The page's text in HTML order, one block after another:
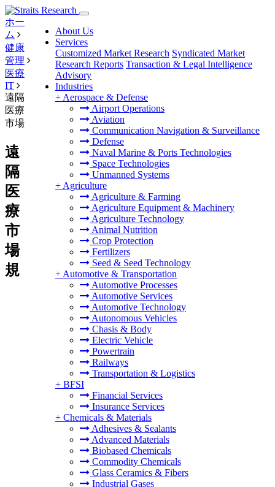
About Us
Services
Customized Market Research Syndicated Market
Research Reports Transaction & Legal Intelligence
Advisory
Industries
+ Aerospace & Defense
Airport Operations
Aviation
Communication Navigation & Surveillance
Defense
Naval Marine & Ports Technologies
Space Technologies
Unmanned Systems
+ Agriculture
Agriculture & Farming
Agriculture Equipment & Machinery
Agriculture Technology
Animal Nutrition
Crop Protection
Fertilizers
Seed & Seed Technology
+ Automotive & Transportation
Automotive Processes
Automotive Services
Automotive Technology
Autonomous Vehicles
Chasis & Body
Electric Vehicle
Powertrain
Railways
Transportation & Logistics
+ BFSI
Financial Services
Insurance Services
+ Chemicals & Materials
Adhesives & Sealants
Advanced Materials
Biobased Chemicals
Commodity Chemicals
Glass Ceramics & Fibers
Industrial Gases
ホー
ム
健康
管理
医療
IT
遠隔
医療
市場
遠
隔
医
療
市
場
規